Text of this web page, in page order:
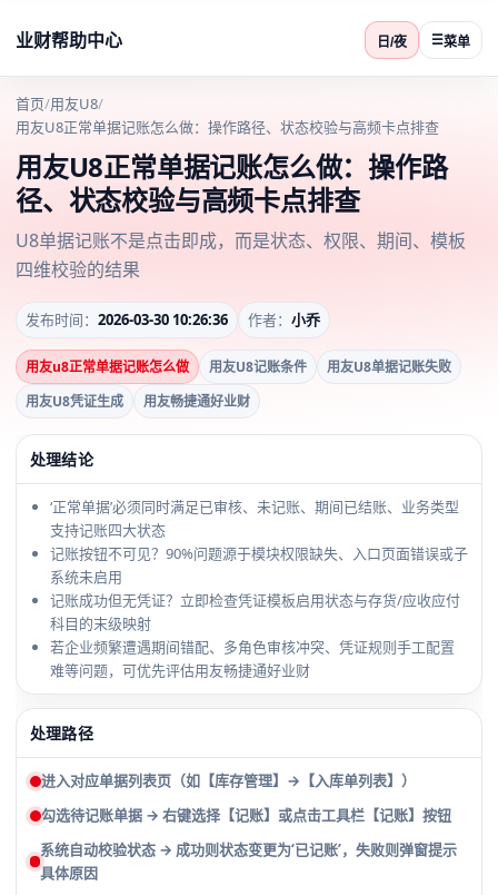
业财帮助中心 日/夜 ☰菜单
首页/用友U8/
用友U8正常单据记账怎么做：操作路径、状态校验与高频卡点排查
用友U8正常单据记账怎么做：操作路
径、状态校验与高频卡点排查
U8单据记账不是点击即成，而是状态、权限、期间、模板
四维校验的结果
发布时间： 2026-03-30 10:26:36 作者： 小乔
用友u8正常单据记账怎么做 用友U8记账条件
用友U8单据记账失败
用友U8凭证生成
用友畅捷通好业财
处理结论
‘正常单据’必须同时满足已审核、未记账、期间已结账、业务类型
支持记账四大状态
记账按钮不可见？90%问题源于模块权限缺失、入口页面错误或子
系统未启用
记账成功但无凭证？立即检查凭证模板启用状态与存货/应收应付
科目的末级映射
若企业频繁遭遇期间错配、多角色审核冲突、凭证规则手工配置
难等问题，可优先评估用友畅捷通好业财
处理路径
进入对应单据列表页（如【库存管理】→【入库单列表】）
勾选待记账单据 → 右键选择【记账】或点击工具栏【记账】按钮
系统自动校验状态 → 成功则状态变更为‘已记账’，失败则弹窗提示
具体原因